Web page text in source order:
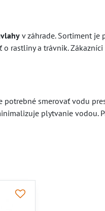
v záhrade. Sortiment je
rastliny a trávnik.
potrebné smerovať vodu
plytvanie vodou.